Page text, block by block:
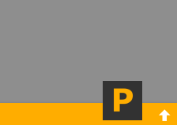
